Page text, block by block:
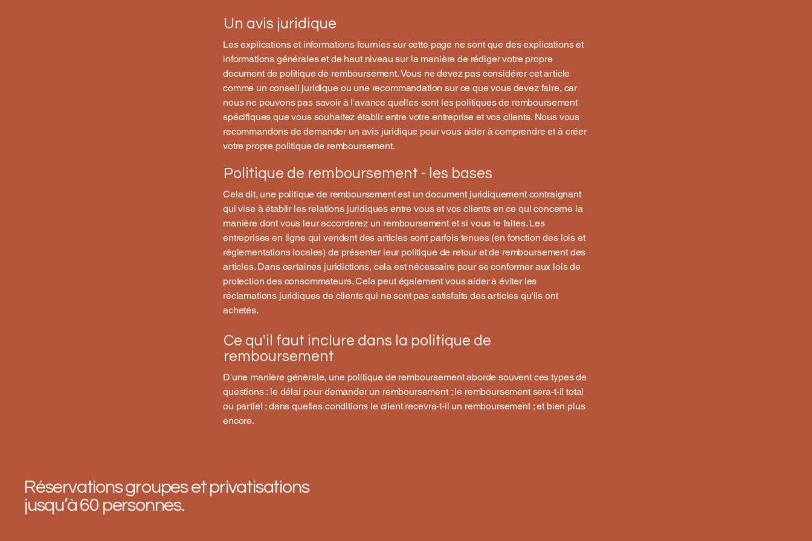
Un avis juridique
Les explications et informations fournies sur cette page ne sont que des explications et
informations générales et de haut niveau sur la manière de rédiger votre propre
document de politique de remboursement. Vous ne devez pas considérer cet article
comme un conseil juridique ou une recommandation sur ce que vous devez faire, car
nous ne pouvons pas savoir à l'avance quelles sont les politiques de remboursement
spécifiques que vous souhaitez établir entre votre entreprise et vos clients. Nous vous
recommandons de demander un avis juridique pour vous aider à comprendre et à créer
votre propre politique de remboursement.
Politique de remboursement - les bases
Cela dit, une politique de remboursement est un document juridiquement contraignant
qui vise à établir les relations juridiques entre vous et vos clients en ce qui concerne la
manière dont vous leur accorderez un remboursement et si vous le faites. Les
entreprises en ligne qui vendent des articles sont parfois tenues (en fonction des lois et
réglementations locales) de présenter leur politique de retour et de remboursement des
articles. Dans certaines juridictions, cela est nécessaire pour se conformer aux lois de
protection des consommateurs. Cela peut également vous aider à éviter les
réclamations juridiques de clients qui ne sont pas satisfaits des articles qu'ils ont
achetés.
Ce qu'il faut inclure dans la politique de
remboursement
D'une manière générale, une politique de remboursement aborde souvent ces types de
questions : le délai pour demander un remboursement ; le remboursement sera-t-il total
ou partiel ; dans quelles conditions le client recevra-t-il un remboursement ; et bien plus
encore.
Réservations groupes et privatisations
jusqu’à 60 personnes.